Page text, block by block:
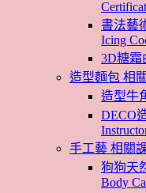
書法藝
Icing
3D糖
造型麵包 相
造型牛
DECO
手工藝 相關
狗狗天
Body